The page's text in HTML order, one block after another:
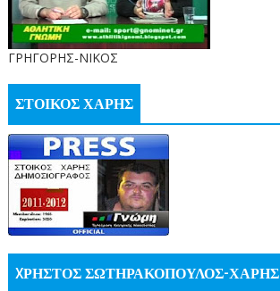
ΓΡΗΓΟΡΗΣ-ΝΙΚΟΣ
ΣΤΟΙΚΟΣ ΧΑΡΗΣ
XΡΗΣΤΟΣ ΣΩΤΗΡΑΚΟΠΟΥΛΟΣ-